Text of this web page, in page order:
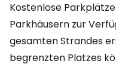
Kostenlose
Parkhäusern zur
gesamten Strandes
begrenzten Platzes